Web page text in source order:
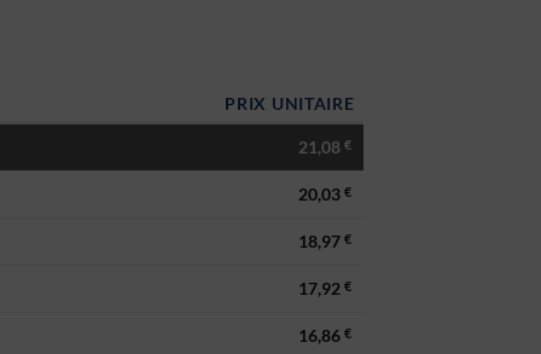
logo
PRIX UNITAIRE
21,08 €
20,03 €
18,97 €
17,92 €
16,86 €